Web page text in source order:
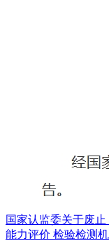
国家认监委关于废
能力评价 检验检测